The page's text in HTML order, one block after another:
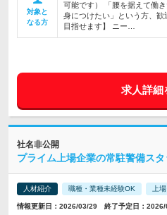
対象と
なる方
可能です） 「腰を据えて働
身につけたい」という方、
目指せます】 ニー…
求人詳細
社名非公開
プライム上場企業の常駐警備スタ
人材紹介 職種・業種未経験OK 上場
情報更新日：2026/03/29 終了予定日：